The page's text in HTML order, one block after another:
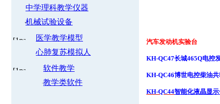
中学理科教学仪器
机械试验设备
医学教学模型
心肺复苏模拟人
软件教学
教学类软件
汽车发动机实验台
KH-QC47长城465Q电控
KH-QC46博世电控柴油
KH-QC44智能化液晶显